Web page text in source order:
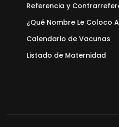
Referencia y
¿Qué Nombre Le Coloco
Calendario de Vacunas
Listado de Maternidad